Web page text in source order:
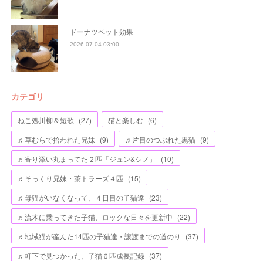
ドーナツベット効果
2026.07.04 03:00
カテゴリ
ねこ処川柳＆短歌 (27) 猫と楽しむ (6)
♬草むらで拾われた兄妹 (9) ♬片目のつぶれた黒猫 (9)
♬寄り添い丸まってた２匹「ジュン&シノ」
(10)
♬そっくり兄妹・茶トラーズ４匹 (15)
♬母猫がいなくなって、４日目の子猫達 (23)
♬流木に乗ってきた子猫、ロックな日々を更新中 (22)
♬地域猫が産んた14匹の子猫達・譲渡までの道のり
(37)
♬軒下で見つかった、子猫６匹成長記録 (37)